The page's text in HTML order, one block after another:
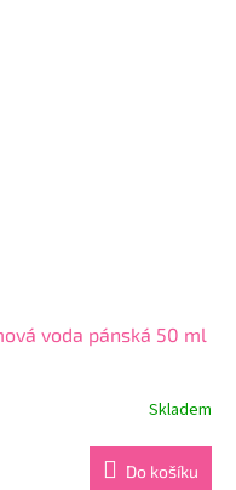
voda pánská 50 ml
Skladem
Do košíku